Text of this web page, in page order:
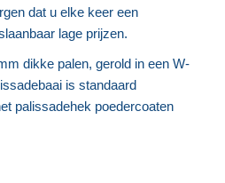
dat u elke keer een
lage prijzen.
dikke palen, gerold in een W-
is standaard
palissadehek poedercoaten